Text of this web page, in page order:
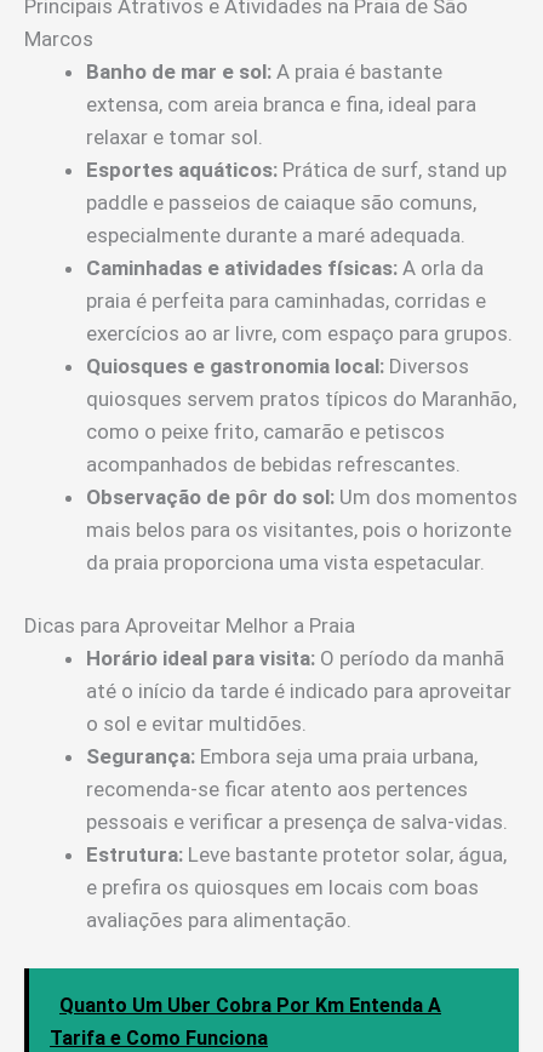
Principais Atrativos e Atividades na Praia de São
Marcos
Banho de mar e sol: A praia é bastante
extensa, com areia branca e fina, ideal para
relaxar e tomar sol.
Esportes aquáticos: Prática de surf, stand up
paddle e passeios de caiaque são comuns,
especialmente durante a maré adequada.
Caminhadas e atividades físicas: A orla da
praia é perfeita para caminhadas, corridas e
exercícios ao ar livre, com espaço para grupos.
Quiosques e gastronomia local: Diversos
quiosques servem pratos típicos do Maranhão,
como o peixe frito, camarão e petiscos
acompanhados de bebidas refrescantes.
Observação de pôr do sol: Um dos momentos
mais belos para os visitantes, pois o horizonte
da praia proporciona uma vista espetacular.
Dicas para Aproveitar Melhor a Praia
Horário ideal para visita: O período da manhã
até o início da tarde é indicado para aproveitar
o sol e evitar multidões.
Segurança: Embora seja uma praia urbana,
recomenda-se ficar atento aos pertences
pessoais e verificar a presença de salva-vidas.
Estrutura: Leve bastante protetor solar, água,
e prefira os quiosques em locais com boas
avaliações para alimentação.
Quanto Um Uber Cobra Por Km Entenda A
Tarifa e Como Funciona